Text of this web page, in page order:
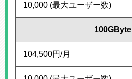
10,000 (最大ユーザー数)
100GByte
104,500円/月